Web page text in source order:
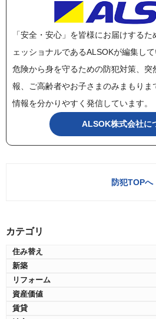
「安全・安心」を皆様にお届けする
ェッショナルであるALSOKが編集し
危険から身を守るための防犯対策、
報、ご高齢者やお子さまのみまもりま
情報を分かりやすく発信しています。
ALSOK株式会社に
防犯TOPへ
カテゴリ
住み替え
新築
リフォーム
資産価値
賃貸